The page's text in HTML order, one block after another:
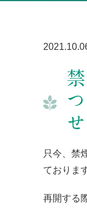
せ
只今、禁
ておりま
再開する